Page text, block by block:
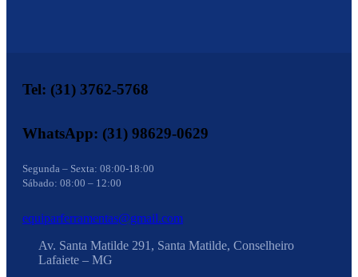
Tel: (31) 3762-5768
WhatsApp: (31) 98629-0629
Segunda – Sexta: 08:00-18:00
Sábado: 08:00 – 12:00
equiparferramentas@gmail.com
Av. Santa Matilde 291, Santa Matilde, Conselheiro
Lafaiete – MG